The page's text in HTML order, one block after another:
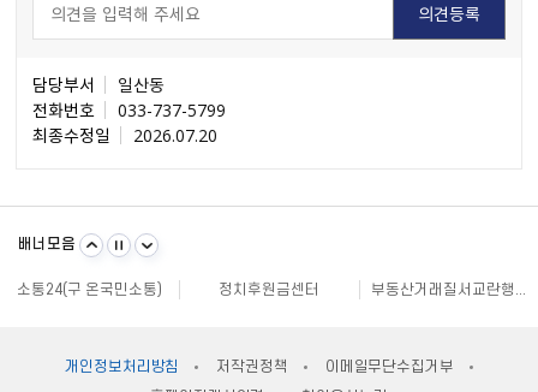
담당부서
일산동
전화번호
033-737-5799
최종수정일
2026.07.20
배너모음
강원일자리정보망
소통24(구 온국민소통)
정치후원금센터
안전신문고
내고장알리미
한국사회적기업진흥원
쌀직불금 정보공개
개인정보처리방침 저작권정책
이메일무단수집거부